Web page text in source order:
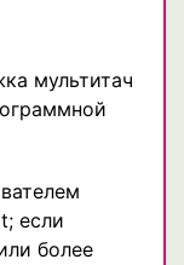
мультитач
если
более